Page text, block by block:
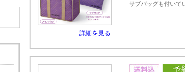
詳細を見る
サブバッグも付いて